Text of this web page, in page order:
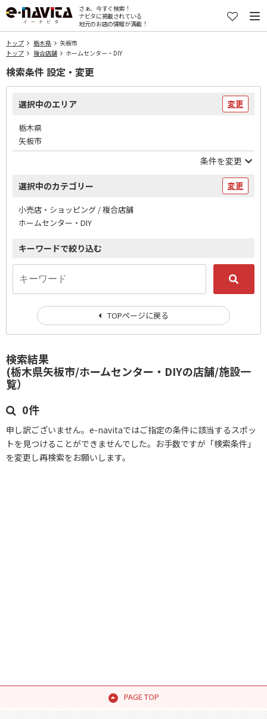
さぁ、今すぐ検索！
ナビタに掲載されている
地元のお店の情報が満載！
トップ 栃木県
矢板市
トップ
複合店舗 ホームセンター・DIY
検索結果
(栃木県矢板市/ホームセンター・DIYの店舗/施設一
覧）
0件
申し訳ございません。e-navitaではご指定の条件に該当するスポッ
トを見つけることができませんでした。お手数ですが「検索条件」
を変更し再検索をお願いします。
検索条件 設定・変更
選択中のエリア 変更
栃木県
矢板市
条件を変更
選択中のカテゴリー 変更
小売店・ショッピング / 複合店舗
ホームセンター・DIY
キーワードで絞り込む
TOPページに戻る
PAGE TOP